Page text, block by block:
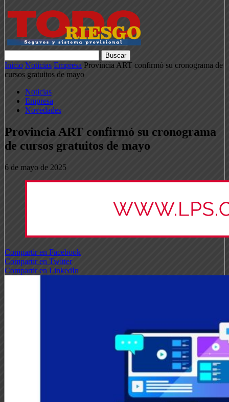
Inicio Noticias Empresa Provincia ART confirmó su cronograma de
cursos gratuitos de mayo
Noticias
Empresa
Novedades
Provincia ART confirmó su cronograma
de cursos gratuitos de mayo
6 de mayo de 2025
Compartir en Facebook
Compartir en Twitter
Compartir en LinkedIn